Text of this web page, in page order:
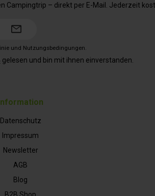
Datenschutz
Impressum
Newsletter
AGB
Blog
Campingtrip – direkt per E-Mail. Jederzeit
und Nutzungsbedingungen.
gelesen und bin mit ihnen einverstanden.